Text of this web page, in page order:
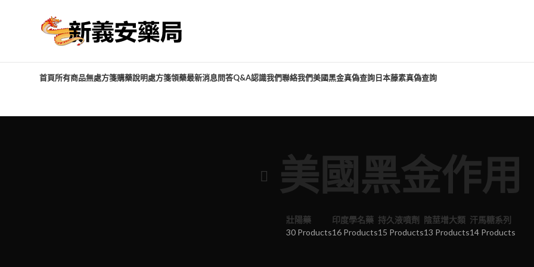
首頁所有商品無處方箋購藥說明處方箋領藥最新消息問答Q&A認識我們聯絡我們美國黑金真偽查詢日本藤素真偽查詢
美國黑金作用
壯陽藥
30 Products
印度學名藥
16 Products
持久液噴劑
15 Products
陰莖增大類
13 Products
汗馬糖系列
14 Products